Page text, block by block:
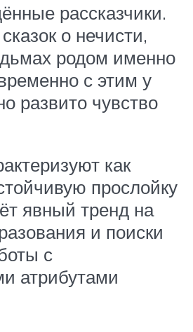
рассказчики.
о нечисти,
родом именно
с этим у
развито чувство
как
прослойку
явный тренд на
и поиски
с
атрибутами